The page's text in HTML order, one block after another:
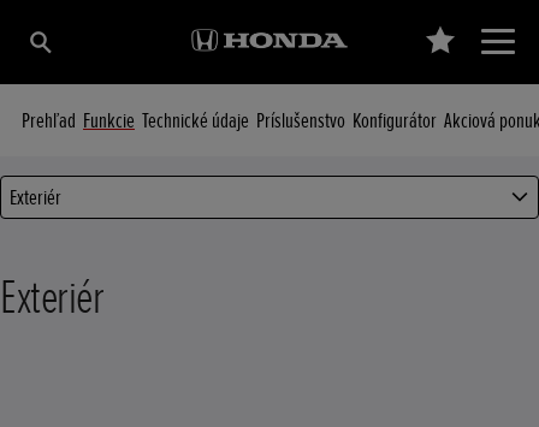
Prehľad Funkcie Technické údaje Príslušenstvo Konfigurátor Akciová
Exteriér
Exteriér